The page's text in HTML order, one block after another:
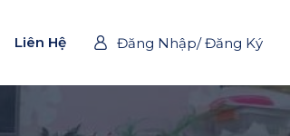
Liên Hệ Đăng Nhập/ Đăng Ký